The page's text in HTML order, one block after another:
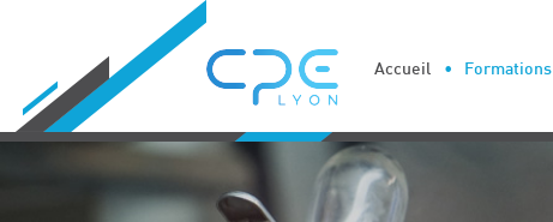
Accueil
Cookies management panel